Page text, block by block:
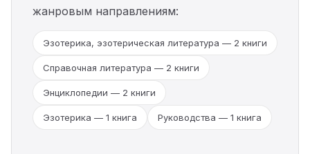
жанровым направлениям:
Эзотерика, эзотерическая литература — 2 книги
Справочная литература — 2 книги
Энциклопедии — 2 книги
Эзотерика — 1 книга Руководства — 1 книга